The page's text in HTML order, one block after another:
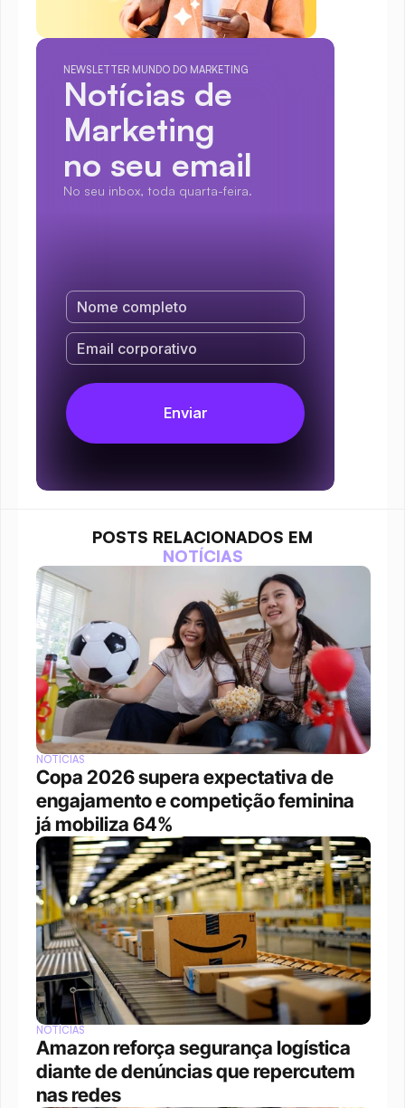
NEWSLETTER MUNDO DO MARKETING
Notícias de
Marketing
no seu email
No seu inbox, toda quarta-feira.
POSTS RELACIONADOS EM
NOTÍCIAS
NOTÍCIAS
Copa 2026 supera expectativa de
engajamento e competição feminina
já mobiliza 64%
NOTÍCIAS
Amazon reforça segurança logística
diante de denúncias que repercutem
nas redes